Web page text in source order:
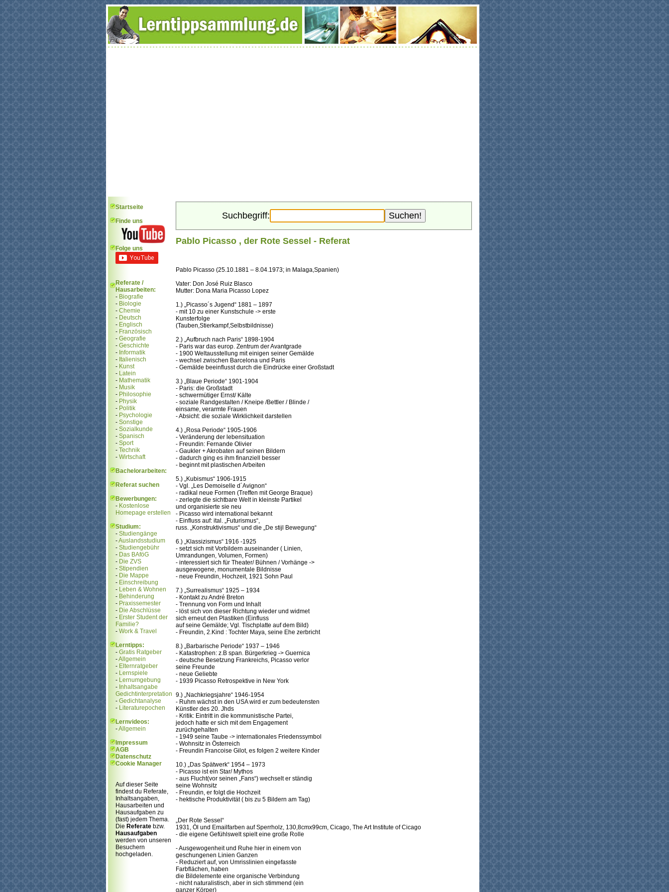
Startseite
Finde uns
Folge uns
Referate /
Hausarbeiten:
- Biografie
- Biologie
- Chemie
- Deutsch
- Englisch
- Französisch
- Geografie
- Geschichte
- Informatik
- Italienisch
- Kunst
- Latein
- Mathematik
- Musik
- Philosophie
- Physik
- Politik
- Psychologie
- Sonstige
- Sozialkunde
- Spanisch
- Sport
- Technik
- Wirtschaft
Bachelorarbeiten:
Referat suchen
Bewerbungen:
- Kostenlose
Homepage erstellen
Studium:
- Studiengänge
-Auslandsstudium
- Studiengebühr
- Das BAföG
- Die ZVS
- Stipendien
- Die Mappe
- Einschreibung
- Leben & Wohnen
- Behinderung
- Praxissemester
- Die Abschlüsse
- Erster Student der
Familie?
- Work & Travel
Lerntipps:
- Gratis Ratgeber
-Allgemein
- Elternratgeber
- Lernspiele
- Lernumgebung
- Inhaltsangabe
Gedichtinterpretation
- Gedichtanalyse
- Literaturepochen
Lernvideos:
-Allgemein
Impressum
AGB
Datenschutz
Cookie Manager
Auf dieser Seite
findest du Referate,
Inhaltsangaben,
Hausarbeiten und
Hausaufgaben zu
(fast) jedem Thema.
Die Referate bzw.
Hausaufgaben
werden von unseren
Besuchern
hochgeladen.
Suchbegriff:
Pablo Picasso , der Rote Sessel - Referat
Pablo Picasso (25.10.1881 – 8.04.1973; in Malaga,Spanien)
Vater: Don José Ruiz Blasco
Mutter: Dona Maria Picasso Lopez
1.) „Picasso´s Jugend“ 1881 – 1897
- mit 10 zu einer Kunstschule -> erste
Kunsterfolge
(Tauben,Stierkampf,Selbstbildnisse)
2.) „Aufbruch nach Paris“ 1898-1904
- Paris war das europ. Zentrum der Avantgrade
- 1900 Weltausstellung mit einigen seiner Gemälde
- wechsel zwischen Barcelona und Paris
- Gemälde beeinflusst durch die Eindrücke einer Großstadt
3.) „Blaue Periode“ 1901-1904
- Paris: die Großstadt
- schwermütiger Ernst/ Kälte
- soziale Randgestalten / Kneipe /Bettler / Blinde /
einsame, verarmte Frauen
- Absicht: die soziale Wirklichkeit darstellen
4.) „Rosa Periode“ 1905-1906
- Veränderung der lebensituation
- Freundin: Fernande Olivier
- Gaukler + Akrobaten auf seinen Bildern
- dadurch ging es ihm finanziell besser
- beginnt mit plastischen Arbeiten
5.) „Kubismus“ 1906-1915
- Vgl. „Les Demoiselle d´Avignon“
- radikal neue Formen (Treffen mit George Braque)
- zerlegte die sichtbare Welt in kleinste Partikel
und organisierte sie neu
- Picasso wird international bekannt
- Einfluss auf: ital. „Futurismus“,
russ. „Konstruktivismus“ und die „De stijl Bewegung“
6.) „Klassizismus“ 1916 -1925
- setzt sich mit Vorbildern auseinander ( Linien,
Umrandungen, Volumen, Formen)
- interessiert sich für Theater/ Bühnen / Vorhänge ->
ausgewogene, monumentale Bildnisse
- neue Freundin, Hochzeit, 1921 Sohn Paul
7.) „Surrealismus“ 1925 – 1934
- Kontakt zu André Breton
- Trennung von Form und Inhalt
- löst sich von dieser Richtung wieder und widmet
sich erneut den Plastiken (Einfluss
auf seine Gemälde; Vgl. Tischplatte auf dem Bild)
- Freundin, 2.Kind : Tochter Maya, seine Ehe zerbricht
8.) „Barbarische Periode“ 1937 – 1946
- Katastrophen: z.B span. Bürgerkrieg -> Guernica
- deutsche Besetzung Frankreichs, Picasso verlor
seine Freunde
- neue Geliebte
- 1939 Picasso Retrospektive in New York
9.) „Nachkriegsjahre“ 1946-1954
- Ruhm wächst in den USA wird er zum bedeutensten
Künstler des 20. Jhds
- Kritik: Eintritt in die kommunistische Partei,
jedoch hatte er sich mit dem Engagement
zurüchgehalten
- 1949 seine Taube -> internationales Friedenssymbol
- Wohnsitz in Österreich
- Freundin Francoise Gilot, es folgen 2 weitere Kinder
10.) „Das Spätwerk“ 1954 – 1973
- Picasso ist ein Star/ Mythos
- aus Flucht(vor seinen „Fans“) wechselt er ständig
seine Wohnsitz
- Freundin, er folgt die Hochzeit
- hektische Produktivität ( bis zu 5 Bildern am Tag)
„Der Rote Sessel“
1931, Öl und Emailfarben auf Sperrholz, 130,8cmx99cm, Cicago, The Art Institute of Cicago
- die eigene Gefühlswelt spielt eine große Rolle
- Ausgewogenheit und Ruhe hier in einem von
geschungenen Linien Ganzen
- Reduziert auf, von Umrisslinien eingefasste
Farbflächen, haben
die Bildelemente eine organische Verbindung
- nicht naturalistisch, aber in sich stimmend (ein
ganzer Körper)